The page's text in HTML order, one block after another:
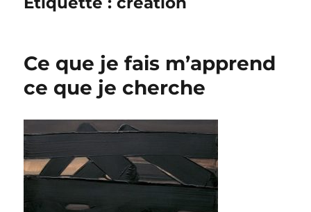
Ce que je fais m’apprend
ce que je cherche